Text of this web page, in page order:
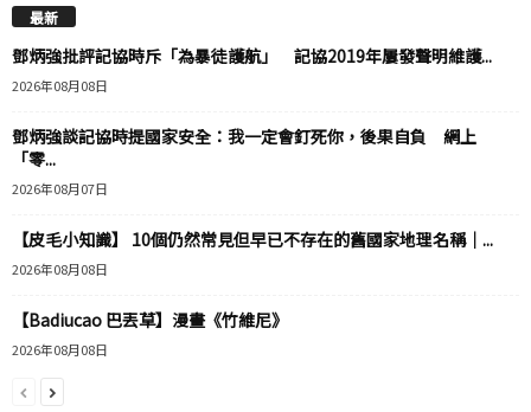
最新
鄧炳強批評記協時斥「為暴徒護航」 記協2019年屢發聲明維護...
2026年08月08日
鄧炳強談記協時提國家安全：我一定會釘死你，後果自負 網上
「零...
2026年08月07日
【皮毛小知識】 10個仍然常見但早已不存在的舊國家地理名稱｜...
2026年08月08日
【Badiucao 巴丟草】漫畫《竹維尼》
2026年08月08日